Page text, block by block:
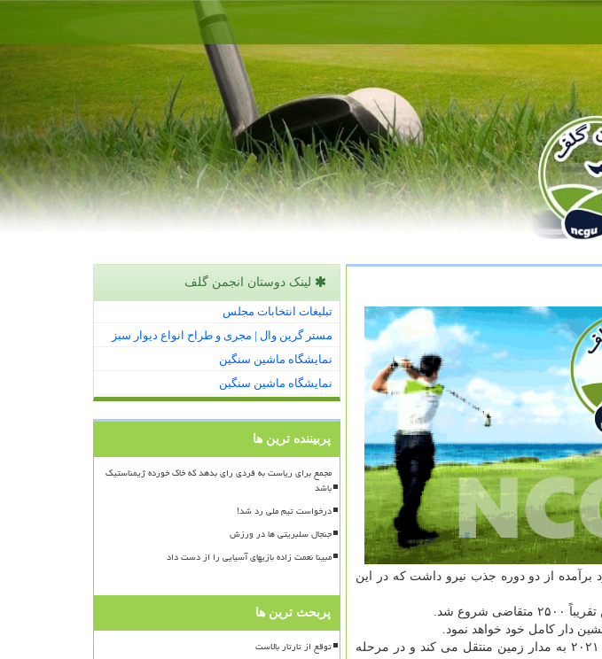
دیلی" انتشار یافته است، چین پیش از این انتخاب جدید، ۲۱ فضانورد برآمده از دو دوره جذب نیرو داشت که در این
در نخستین مرحله، یک موشک "Long March ۵B" ماژول اصلی این ایستگاه فضایی را در سال ۲۰۲۱ به مدار زمین منتقل می کند و در مرحله
لینک دوستان انجمن گلف
تبلیغات انتخابات مجلس
مستر گرین وال | مجری و طراح انواع دیوار سبز
نمایشگاه ماشین سنگین
نمایشگاه ماشین سنگین
پربیننده ترین ها
مجمع برای ریاست به فردی رای بدهد که خاک خورده ژیمناستیک
باشد
درخواست تیم ملی رد شد!
جنجال سلبریتی ها در ورزش
مبینا نعمت زاده بازیهای آسیایی را از دست داد
پربحث ترین ها
توقع از تارتار بالاست